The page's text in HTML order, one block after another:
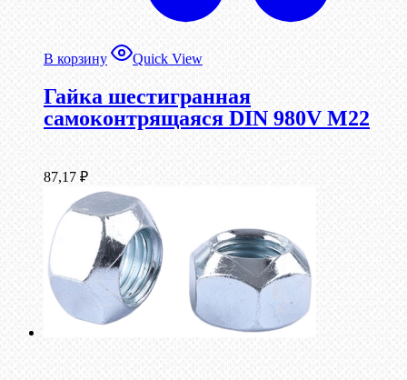
В корзину Quick View
Гайка шестигранная
самоконтрящаяся DIN 980V М22
87,17 ₽